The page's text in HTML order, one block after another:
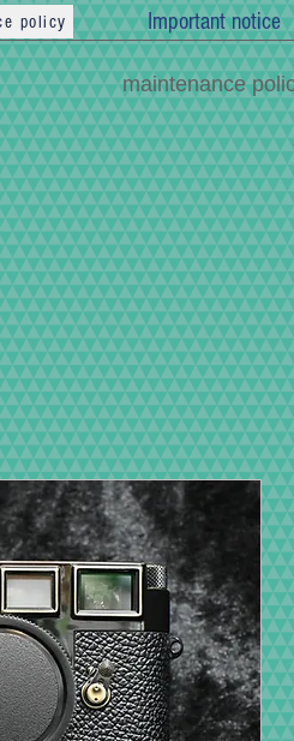
policy Important notice
maintenance